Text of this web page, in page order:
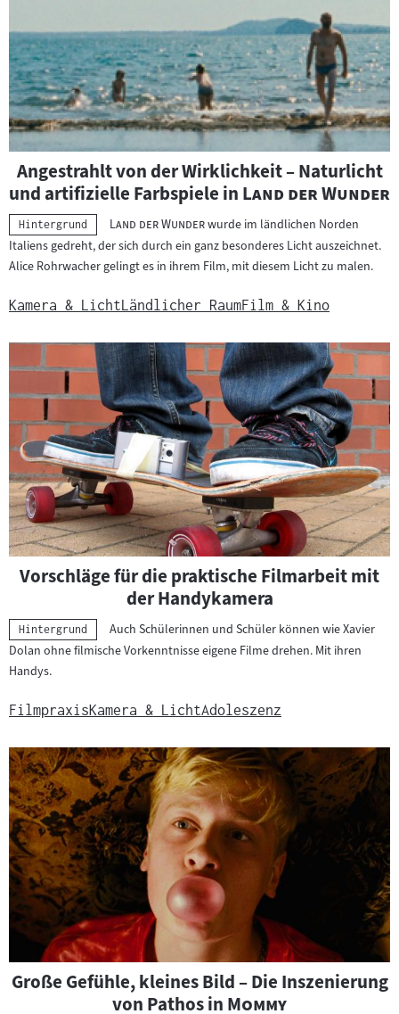
e
r
g
e
b
n
s
s
e
Angestrahlt von der Wirklichkeit – Naturlicht
und artifizielle Farbspiele in "
Land der Wunder
Kategorie:
Hintergrund "Land der Wunder"wurde im ländlichen Norden
Italiens gedreht, der sich durch ein ganz besonderes Licht auszeichnet.
Alice Rohrwacher gelingt es in ihrem Film, mit diesem Licht zu malen.
Kamera & LichtLändlicher RaumFilm & Kino
Vorschläge für die praktische Filmarbeit mit
der Handykamera
Kategorie:
Hintergrund
Auch Schülerinnen und Schüler können wie Xavier
Dolan ohne filmische Vorkenntnisse eigene Filme drehen. Mit ihren
Handys.
FilmpraxisKamera & LichtAdoleszenz
Große Gefühle, kleines Bild – Die Inszenierung
von Pathos in "
Mommy"